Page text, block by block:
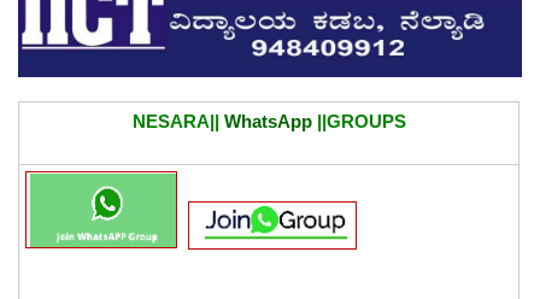
NESARA|| WhatsApp||GROUPS